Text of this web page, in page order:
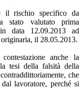
il rischio specifico da
stato valutato prima
data 12.09.2013 ad
il 28.05.2013.
anche la
tesi della falsità della
che
lavoratore, perché si